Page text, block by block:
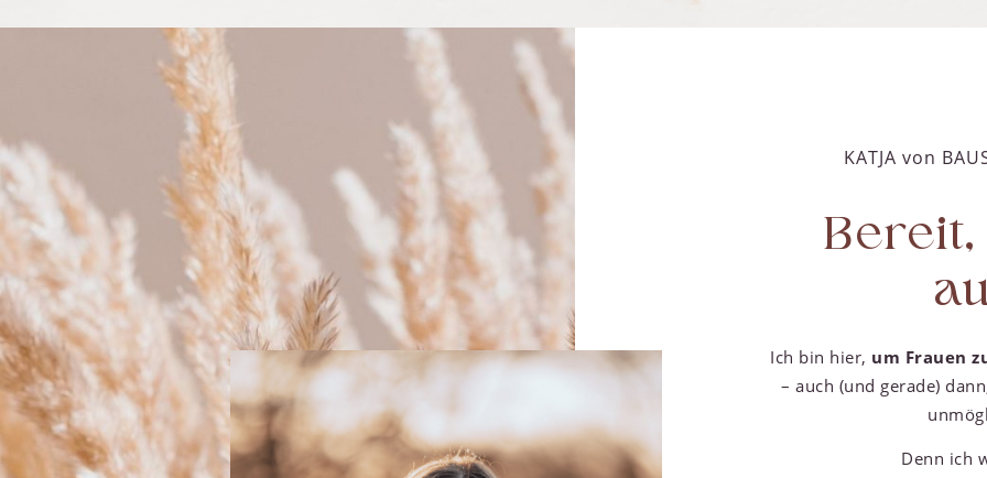
KATJA von
Ich bin hier, um Frauen
– auch (und gerade)
Denn ich